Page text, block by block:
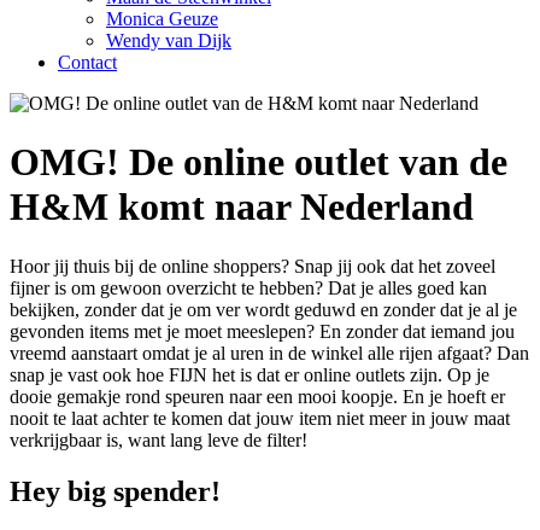
Monica Geuze
Wendy van Dijk
Contact
OMG! De online outlet van de
H&M komt naar Nederland
Hoor jij thuis bij de online shoppers? Snap jij ook dat het zoveel
fijner is om gewoon overzicht te hebben? Dat je alles goed kan
bekijken, zonder dat je om ver wordt geduwd en zonder dat je al je
gevonden items met je moet meeslepen? En zonder dat iemand jou
vreemd aanstaart omdat je al uren in de winkel alle rijen afgaat? Dan
snap je vast ook hoe FIJN het is dat er online outlets zijn. Op je
dooie gemakje rond speuren naar een mooi koopje. En je hoeft er
nooit te laat achter te komen dat jouw item niet meer in jouw maat
verkrijgbaar is, want lang leve de filter!
Hey big spender!